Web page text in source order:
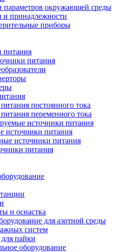
параметров окружающей среды
и принадлежности
приборы
питания
питания
постоянного тока
переменного тока
источники питания
источники питания
источники питания
питания
и оснастка
для азотной среды
систем
пайки
оборудование